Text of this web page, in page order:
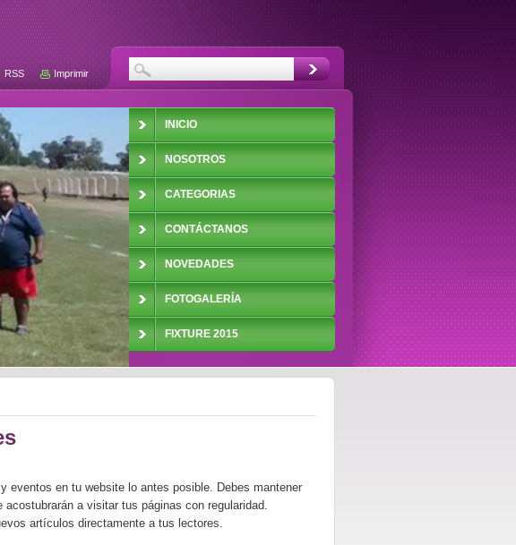
eventos en tu website lo antes posible. Debes mantener
a visitar tus páginas con regularidad.
artículos directamente a tus lectores.
INICIO
NOSOTROS
CATEGORIAS
CONTÁCTANOS
NOVEDADES
FOTOGALERÍA
FIXTURE 2015
RSS Imprimir